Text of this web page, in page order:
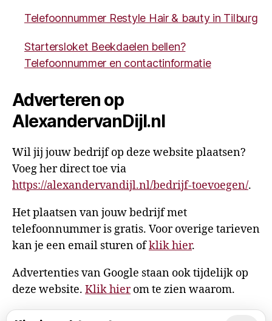
Telefoonnummer Restyle Hair & bauty in Tilburg
Startersloket Beekdaelen bellen?
Telefoonnummer en contactinformatie
Adverteren op
AlexandervanDijl.nl
Wil jij jouw bedrijf op deze website plaatsen?
Voeg her direct toe via
https://alexandervandijl.nl/bedrijf-toevoegen/.
Het plaatsen van jouw bedrijf met
telefoonnummer is gratis. Voor overige tarieven
kan je een email sturen ofklik hier.
Advertenties van Google staan ook tijdelijk op
deze website. Klik hierom te zien waarom.